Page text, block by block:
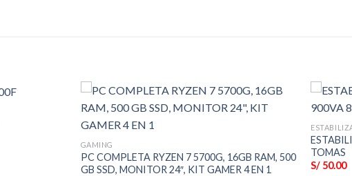
GAMING
PC COMPLETA RYZEN 7 5700G, 16GB RAM, 500
GB SSD, MONITOR 24″, KIT GAMER 4 EN 1
TOMAS
S/ 50.00